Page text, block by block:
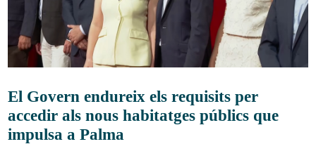
El Govern endureix els requisits per
accedir als nous habitatges públics que
impulsa a Palma